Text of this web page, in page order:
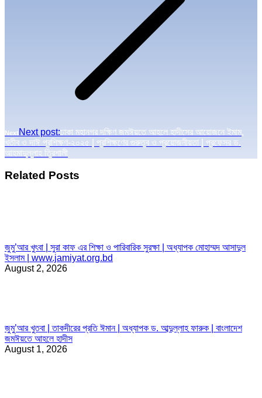
Next Next post:ঢাকা মহানগর দক্ষিণ জমঈয়তে আহলে হাদীসের আয়োজনে ইমাম,
খতীব ও দাঈ প্রশিক্ষণ-২০২৫ | প্রশিক্ষণের গুরুত্ব ও প্রয়োজনীয়তা | প্রফেসর ড.
আহমাদুল্লাহ ত্রিশালী
Related Posts
জুমু’আর খুৎবা | সুরা কাফ এর শিক্ষা ও পারিবারিক সুরক্ষা | অধ্যাপক মোহাম্মদ আসাদুল
ইসলাম | www.jamiyat.org.bd
August 2, 2026
জুমু’আর খুতবা | তাকদীরের প্রতি ঈমান | অধ্যাপক ড. আব্দুল্লাহ ফারুক | বাংলাদেশ
জমঈয়তে আহলে হাদীস
August 1, 2026